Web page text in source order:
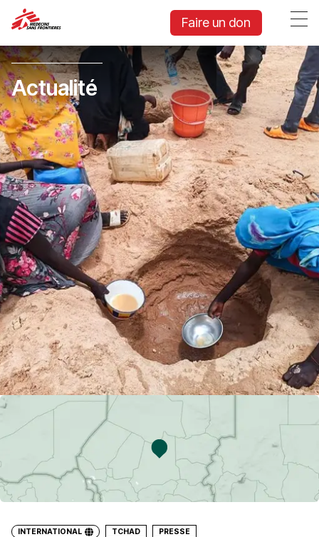
Faire un don
Actualité
INTERNATIONAL TCHAD PRESSE